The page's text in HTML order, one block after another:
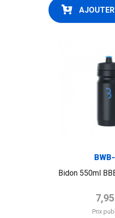
Bidon 550ml
Prix